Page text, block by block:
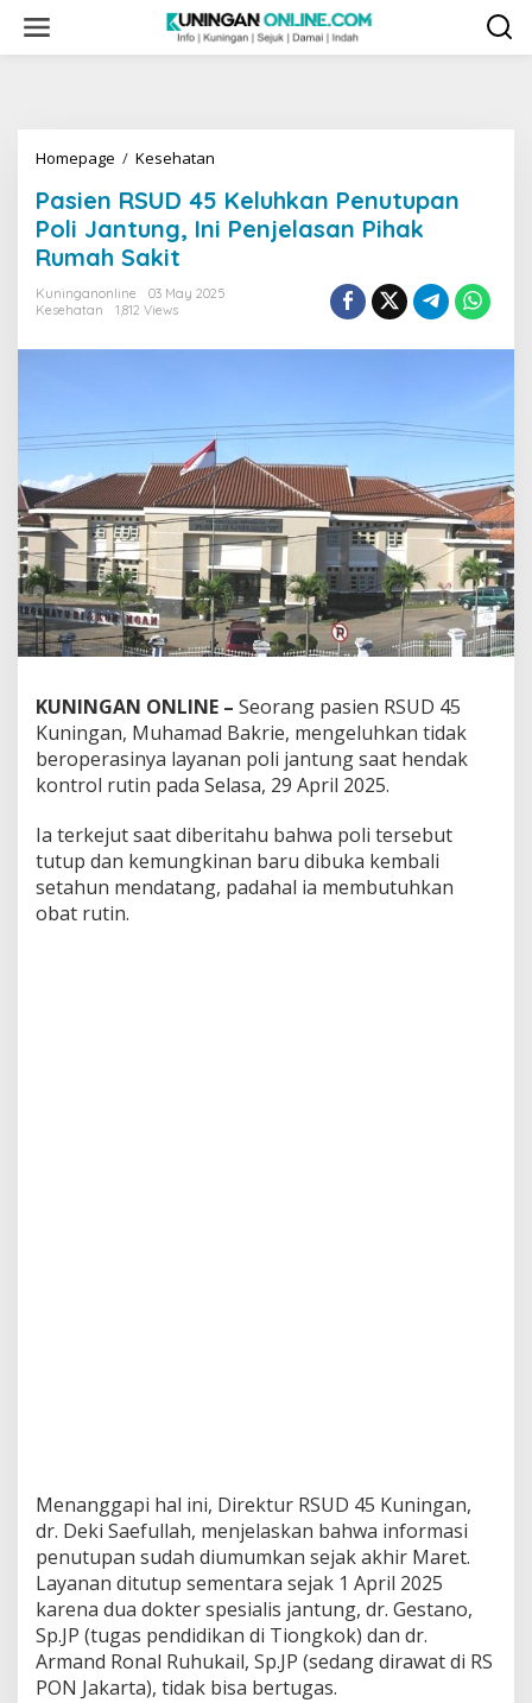
content
Homepage / Kesehatan
45
Keluhkan
Penutupan
Jantung,
Pihak
Pasien RSUD 45 Keluhkan Penutupan
Poli Jantung, Ini Penjelasan Pihak
Rumah Sakit
Kuninganonline
03 May 2025
Kesehatan
1,812 Views
KUNINGAN ONLINE – Seorang pasien RSUD 45
Kuningan, Muhamad Bakrie, mengeluhkan tidak
beroperasinya layanan poli jantung saat hendak
kontrol rutin pada Selasa, 29 April 2025.
Ia terkejut saat diberitahu bahwa poli tersebut
tutup dan kemungkinan baru dibuka kembali
setahun mendatang, padahal ia membutuhkan
obat rutin.
Menanggapi hal ini, Direktur RSUD 45 Kuningan,
dr. Deki Saefullah, menjelaskan bahwa informasi
penutupan sudah diumumkan sejak akhir Maret.
Layanan ditutup sementara sejak 1 April 2025
karena dua dokter spesialis jantung, dr. Gestano,
Sp.JP (tugas pendidikan di Tiongkok) dan dr.
Armand Ronal Ruhukail, Sp.JP (sedang dirawat di RS
PON Jakarta), tidak bisa bertugas.